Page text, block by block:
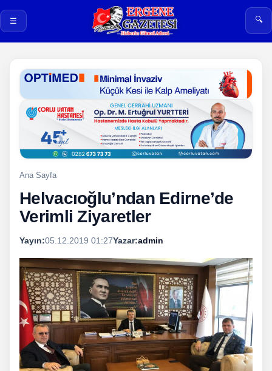
☰ 🔍
Ana Sayfa
Helvacıoğlu’ndan Edirne’de
Verimli Ziyaretler
Yayın:05.12.2019 01:27Yazar:admin